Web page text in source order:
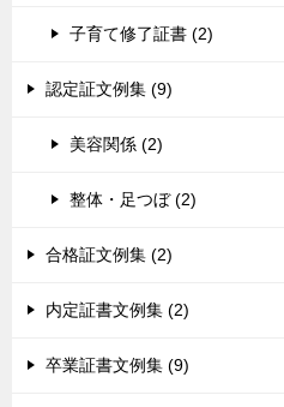
子育て修了証書 (2)
認定証文例集 (9)
美容関係 (2)
整体・足つぼ (2)
合格証文例集 (2)
内定証書文例集 (2)
卒業証書文例集 (9)